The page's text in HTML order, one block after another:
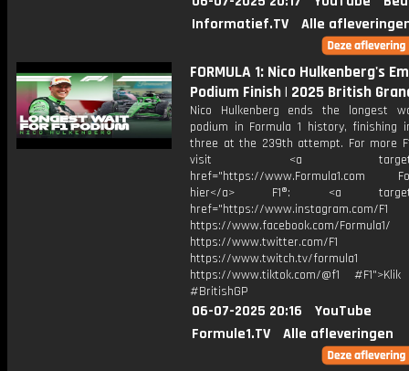
Informatief.TV
Alle
FORMULA 1: Nico Hulkenberg's
Podium Finish | 2025 British
Nico Hulkenberg ends the longest
podium in Formula 1 history, finishing
three at the 239th attempt. For more
visit <a
href="https://www.Formula1.com
hier</a> F1®: <a
href="https://www.instagram.com/F1
https://www.facebook.com/Formula1/
https://www.twitter.com/F1
https://www.twitch.tv/formula1
https://www.tiktok.com/@f1
#BritishGP
06-07-2025 20:16
YouTube
Formule1.TV
Alle afleveringen